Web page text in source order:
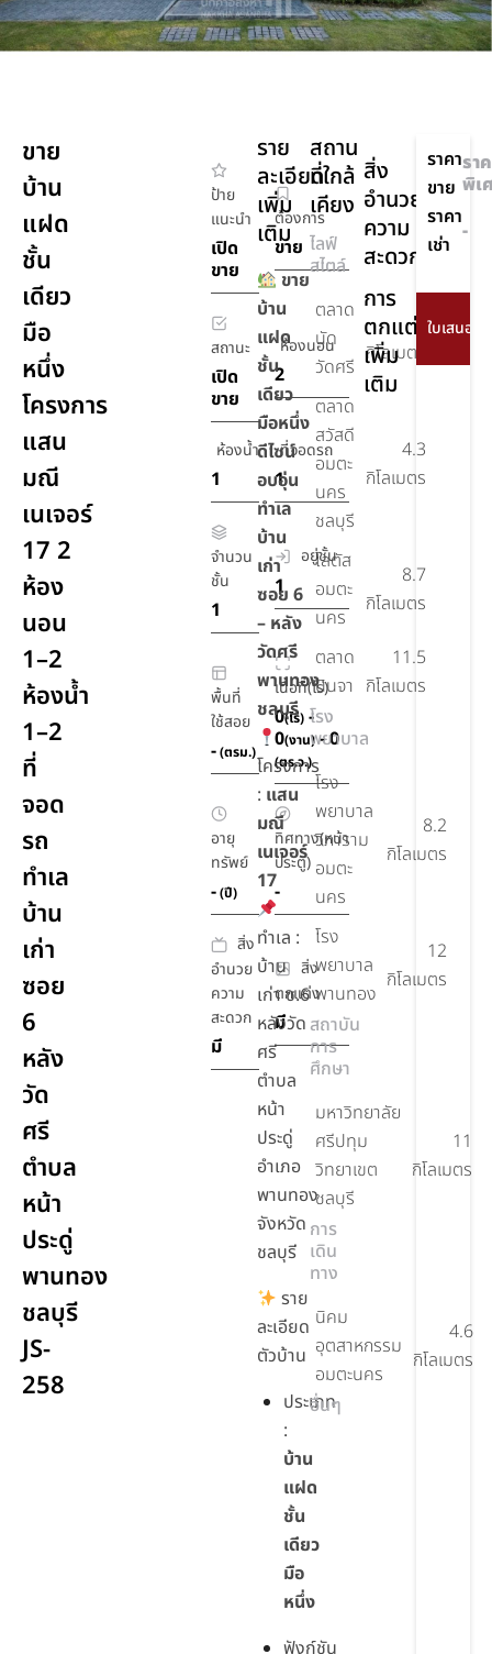
ขาย
บ้าน
แฝด
ชั้น
เดียว
มือ
หนึ่ง
โครงการ
แสน
มณี
เนเจอร์
17 2
ห้อง
นอน
1–2
ห้องน้ำ
1–2
ที่
จอด
รถ
ทำเล
บ้าน
เก่า
ซอย
6
หลัง
วัด
ศรี
ตำบล
หน้า
ประดู่
พานทอง
ชลบุรี
JS-
258
ป้าย
แนะนำ
เปิด
ขาย
ต้องการ
ขาย
สถานะ
เปิด
ขาย
ห้องนอน
2
ห้องน้ำ
1
ที่จอดรถ
1
จำนวน
ชั้น
1
อยู่ชั้น
1
พื้นที่
ใช้สอย
-(ตรม.)
เนื้อที่(ไร่)
0(ไร่) -
0(งาน)- 0
(ตร.ว.)
อายุ
ทรัพย์
-(ปี)
ทิศทาง(หน้า
ประตู)
-
สิ่ง
อำนวย
ความ
สะดวก
มี
สิ่ง
ตกแต่ง
มี
ราย
ละเอียด
เพิ่ม
เติม
ขาย
บ้าน
แฝด
ชั้น
เดียว
มือหนึ่ง
ดีไซน์
อบอุ่น
ทำเล
บ้าน
เก่า
ซอย 6
– หลัง
วัดศรี
พานทอง
ชลบุรี
โครงการ
: แสน
มณี
เนเจอร์
17
ทำเล :
บ้าน
เก่า ซ.6
หลังวัด
ศรี
ตำบล
หน้า
ประดู่
อำเภอ
พานทอง
จังหวัด
ชลบุรี
ราย
ละเอียด
ตัวบ้าน
ประเภท
:
บ้าน
แฝด
ชั้น
เดียว
มือ
หนึ่ง
ฟังก์ชัน
สถาน
ที่ใกล้
เคียง
ไลฟ์
สไตล์
ตลาด
นัด
วัดศรี
กิโลเมตร
ตลาด
สวัสดี
อมตะ
นคร
ชลบุรี
4.3
กิโลเมตร
โลตัส
อมตะ
นคร
8.7
กิโลเมตร
ตลาด
นินจา
11.5
กิโลเมตร
โรง
พยาบาล
โรง
พยาบาล
วิภาราม
อมตะ
นคร
8.2
กิโลเมตร
โรง
พยาบาล
พานทอง
12
กิโลเมตร
สถาบัน
การ
ศึกษา
มหาวิทยาลัย
ศรีปทุม
วิทยาเขต
ชลบุรี
11
กิโลเมตร
การ
เดิน
ทาง
นิคม
อุตสาหกรรม
อมตะนคร
4.6
กิโลเมตร
อื่นๆ
สิ่ง
อำนวย
ความ
สะดวก
การ
ตกแต่ง
เพิ่ม
เติม
ราคา
ขาย
รา
พิเ
ราคา
เช่า
-